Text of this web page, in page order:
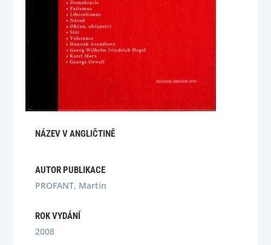
NÁZEV V ANGLIČTINĚ
AUTOR PUBLIKACE
PROFANT, Martin
ROK VYDÁNÍ
2008